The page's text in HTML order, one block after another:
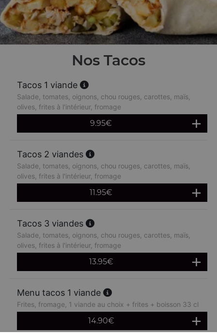
Nos Tacos
Tacos 1 viande
Salade, tomates, oignons, chou rouges, carottes, maïs,
olives, frites à l'intérieur, fromage
9.95€
Tacos 2 viandes
Salade, tomates, oignons, chou rouges, carottes, maïs,
olives, frites à l'intérieur, fromage
11.95€
Tacos 3 viandes
Salade, tomates, oignons, chou rouges, carottes, maïs,
olives, frites à l'intérieur, fromage
13.95€
Menu tacos 1 viande
Frites, fromage, 1 viande au choix + frites + boisson 33 cl
14.90€